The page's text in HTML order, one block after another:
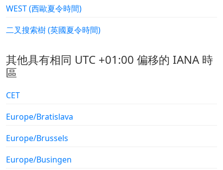
WEST (西歐夏令時間)
二叉搜索樹 (英國夏令時間)
其他具有相同 UTC +01:00 偏移的 IANA 時
區
CET
Europe/Bratislava
Europe/Brussels
Europe/Busingen